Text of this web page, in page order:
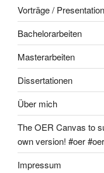
Vorträge /
Bachelorarbeiten
Masterarbeiten
Dissertationen
Über mich
The OER Canvas to
own version! #oer
Impressum